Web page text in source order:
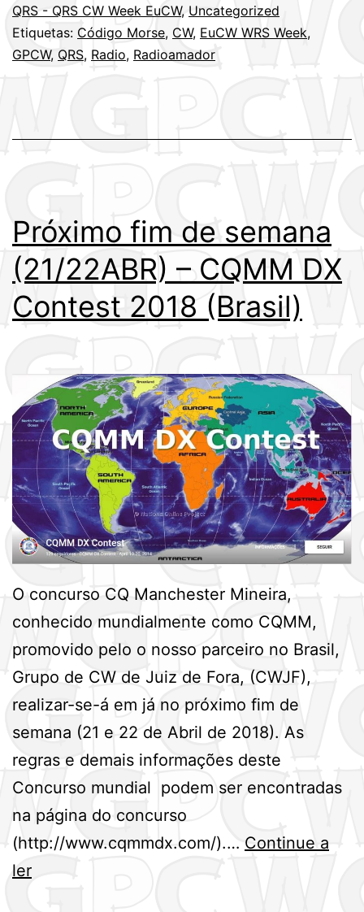
a
QRS - QRS CW Week EuCW, Uncategorized
Etiquetas: Código Morse, CW, EuCW WRS Week,
GPCW, QRS, Radio, Radioamador
Próximo fim de semana
(21/22ABR) – CQMM DX
Contest 2018 (Brasil)
O concurso CQ Manchester Mineira,
conhecido mundialmente como CQMM,
promovido pelo o nosso parceiro no Brasil,
Grupo de CW de Juiz de Fora, (CWJF),
realizar-se-á em já no próximo fim de
semana (21 e 22 de Abril de 2018). As
regras e demais informações deste
Concurso mundial podem ser encontradas
na página do concurso
(http://www.cqmmdx.com/).… Continue a
lerPróximo